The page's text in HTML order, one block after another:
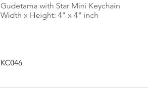
Gudetama with Star Mini Keychain
Width x Height: 4" x 4" inch
KC046